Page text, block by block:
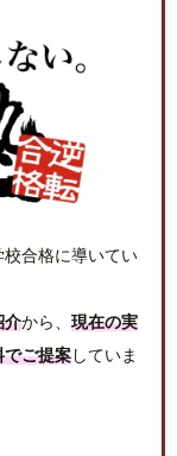
合格に導いてい
介から、 現在の実
でご提案していま